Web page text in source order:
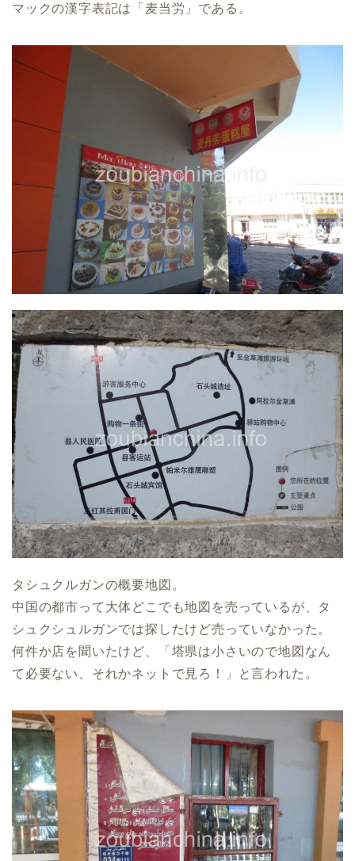
マックの漢字表記は「麦当労」である。
タシュクルガンの概要地図。
中国の都市って大体どこでも地図を売っているが、タ
シュクシュルガンでは探したけど売っていなかった。
何件か店を聞いたけど、「塔県は小さいので地図なん
て必要ない、それかネットで見ろ！」と言われた。